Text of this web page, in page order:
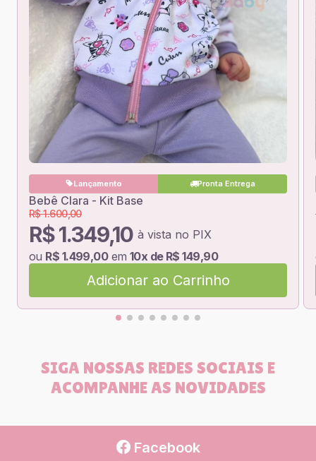
Lançamento Pronta Entrega
Bebê Clara - Kit Base
R$ 1.349,10 à vista no PIX
R$ 1.600,00
ou R$ 1.499,00em 10x de R$ 149,90
Adicionar ao Carrinho
SIGA NOSSAS REDES SOCIAIS E
ACOMPANHE AS NOVIDADES
Facebook